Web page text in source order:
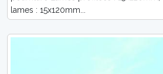
lames : 15x120mm...